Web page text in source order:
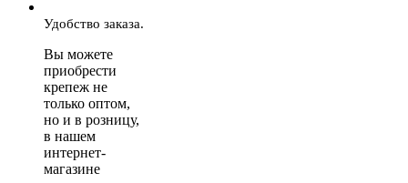
Удобство заказа.
Вы можете
приобрести
крепеж не
только оптом,
но и в розницу,
в нашем
интернет-
магазине